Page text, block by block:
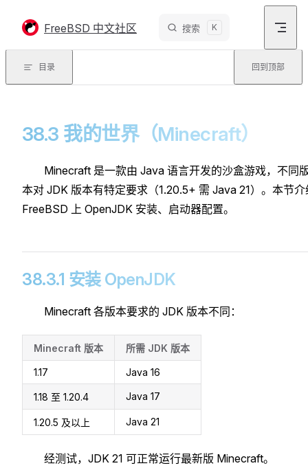
FreeBSD 中文社区 搜索 K
目录 回到顶部
38.3 我的世界（Minecraft）
Minecraft 是一款由 Java 语言开发的沙盒游戏，不同
本对 JDK 版本有特定要求（1.20.5+ 需 Java 21）。本节介
FreeBSD 上 OpenJDK 安装、启动器配置。
38.3.1 安装 OpenJDK
Minecraft 各版本要求的 JDK 版本不同：
Minecraft 版本 所需 JDK 版本
1.17 Java 16
1.18 至 1.20.4 Java 17
1.20.5 及以上 Java 21
经测试，JDK 21 可正常运行最新版 Minecraft。